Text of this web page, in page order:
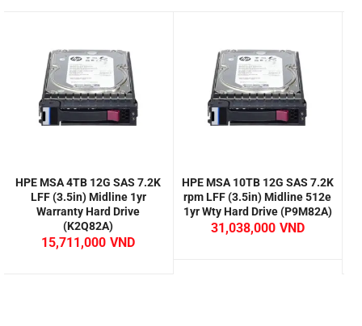
HPE MSA 4TB 12G SAS 7.2K
LFF (3.5in) Midline 1yr
Warranty Hard Drive
(K2Q82A)
15,711,000
HPE MSA 10TB 12G SAS 7.2K
rpm LFF (3.5in) Midline 512e
1yr Wty Hard Drive (P9M82A)
31,038,000